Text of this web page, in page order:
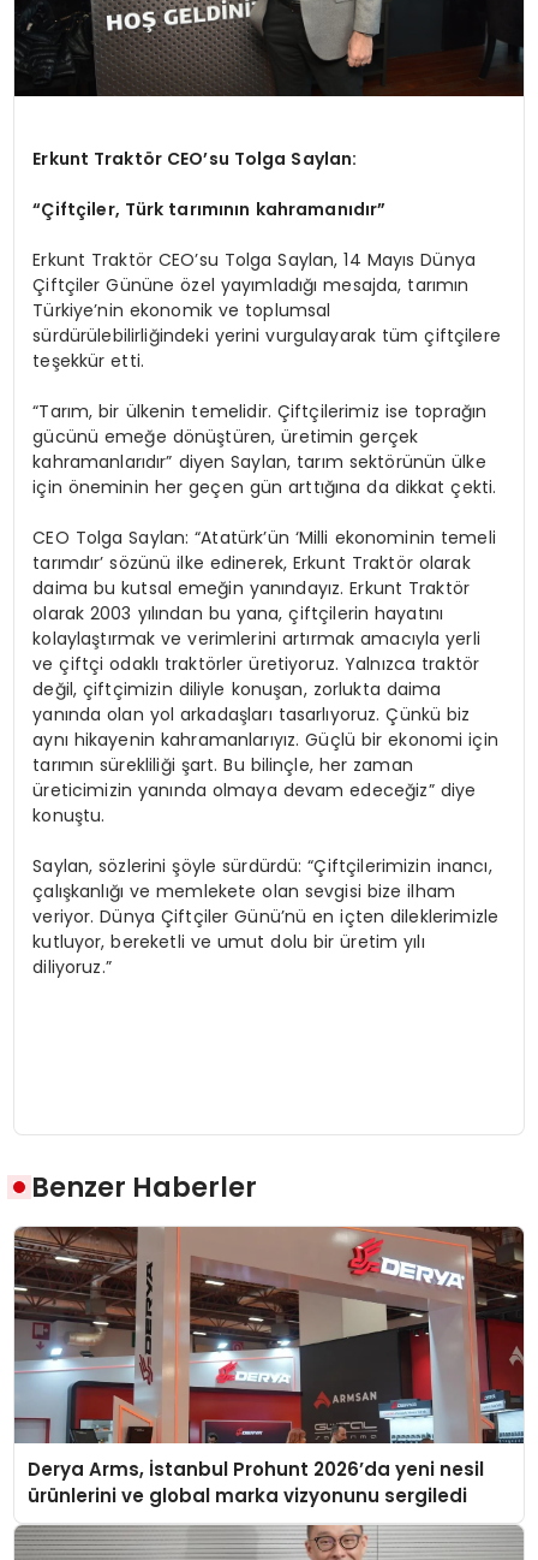
Erkunt Traktör CEO’su Tolga Saylan:
“Çiftçiler, Türk tarımının kahramanıdır”
Erkunt Traktör CEO’su Tolga Saylan, 14 Mayıs Dünya
Çiftçiler Gününe özel yayımladığı mesajda, tarımın
Türkiye’nin ekonomik ve toplumsal
sürdürülebilirliğindeki yerini vurgulayarak tüm çiftçilere
teşekkür etti.
“Tarım, bir ülkenin temelidir. Çiftçilerimiz ise toprağın
gücünü emeğe dönüştüren, üretimin gerçek
kahramanlarıdır” diyen Saylan, tarım sektörünün ülke
için öneminin her geçen gün arttığına da dikkat çekti.
CEO Tolga Saylan: “Atatürk’ün ‘Milli ekonominin temeli
tarımdır’ sözünü ilke edinerek, Erkunt Traktör olarak
daima bu kutsal emeğin yanındayız. Erkunt Traktör
olarak 2003 yılından bu yana, çiftçilerin hayatını
kolaylaştırmak ve verimlerini artırmak amacıyla yerli
ve çiftçi odaklı traktörler üretiyoruz. Yalnızca traktör
değil, çiftçimizin diliyle konuşan, zorlukta daima
yanında olan yol arkadaşları tasarlıyoruz. Çünkü biz
aynı hikayenin kahramanlarıyız. Güçlü bir ekonomi için
tarımın sürekliliği şart. Bu bilinçle, her zaman
üreticimizin yanında olmaya devam edeceğiz” diye
konuştu.
Saylan, sözlerini şöyle sürdürdü: “Çiftçilerimizin inancı,
çalışkanlığı ve memlekete olan sevgisi bize ilham
veriyor. Dünya Çiftçiler Günü’nü en içten dileklerimizle
kutluyor, bereketli ve umut dolu bir üretim yılı
diliyoruz.”
Benzer Haberler
Derya Arms, İstanbul Prohunt 2026’da yeni nesil
ürünlerini ve global marka vizyonunu sergiledi